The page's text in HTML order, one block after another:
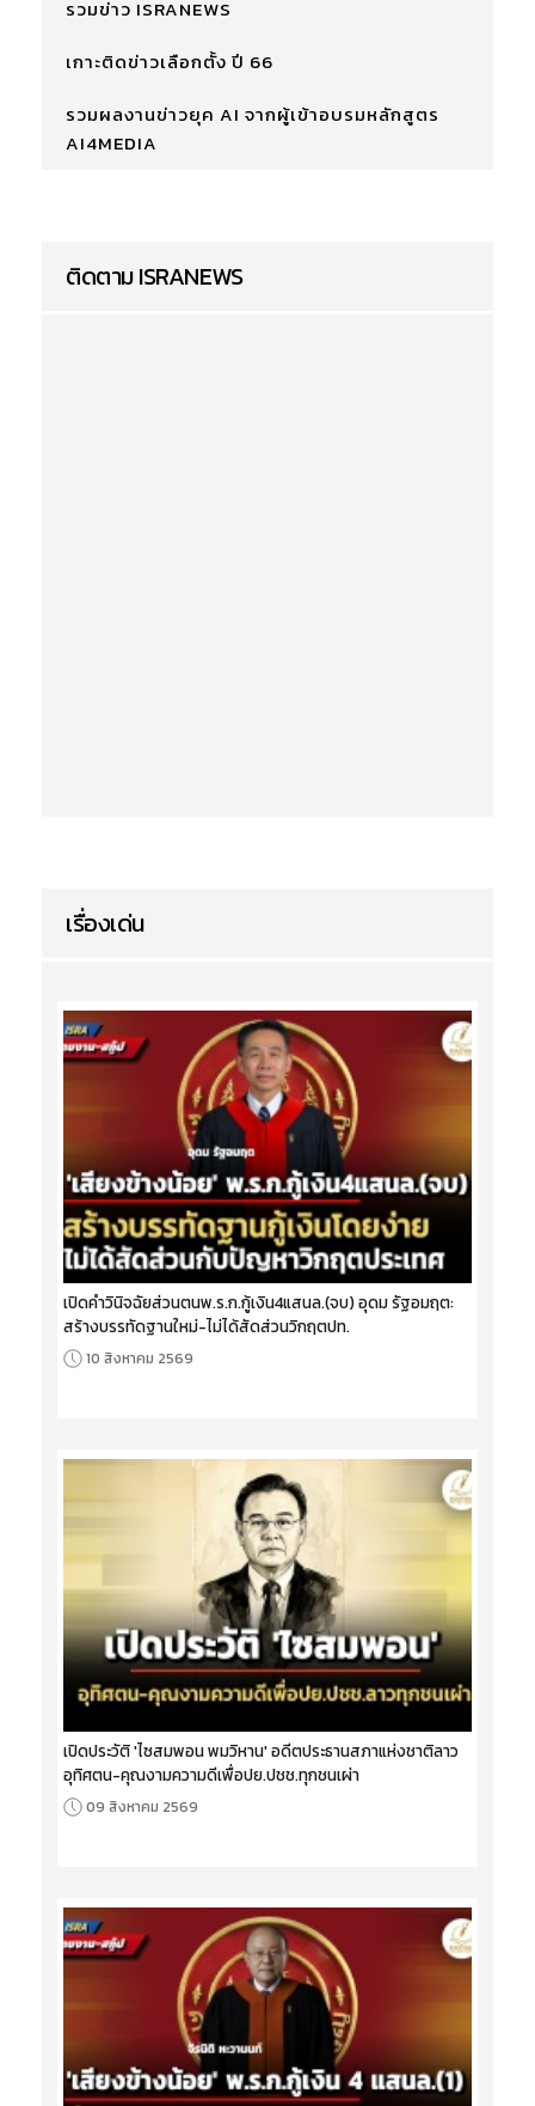
รวมข่าว ISRANEWS
เกาะติดข่าวเลือกตั้ง ปี 66
รวมผลงานข่าวยุค AI จากผู้เข้าอบรมหลักสูตร
AI4MEDIA
ติดตาม ISRANEWS
เรื่องเด่น
เปิดคำวินิจฉัยส่วนตนพ.ร.ก.กู้เงิน4แสนล.(จบ) อุดม รัฐอมฤต:
สร้างบรรทัดฐานใหม่-ไม่ได้สัดส่วนวิกฤตปท.
10 สิงหาคม 2569
เปิดประวัติ 'ไซสมพอน พมวิหาน' อดีตประธานสภาแห่งชาติลาว
อุทิศตน-คุณงามความดีเพื่อปย.ปชช.ทุกชนเผ่า
09 สิงหาคม 2569